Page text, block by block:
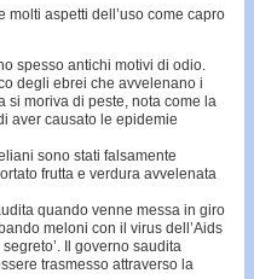
aspetti dell’uso come capro
spesso antichi motivi di odio.
degli ebrei che avvelenano i
si moriva di peste, nota come la
aver causato le epidemie
sono stati falsamente
frutta e verdura avvelenata
quando venne messa in giro
meloni con il virus dell’Aids
Il governo saudita
trasmesso attraverso la